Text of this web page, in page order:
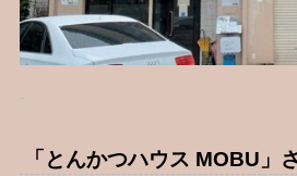
「とんかつハウス MOBU」